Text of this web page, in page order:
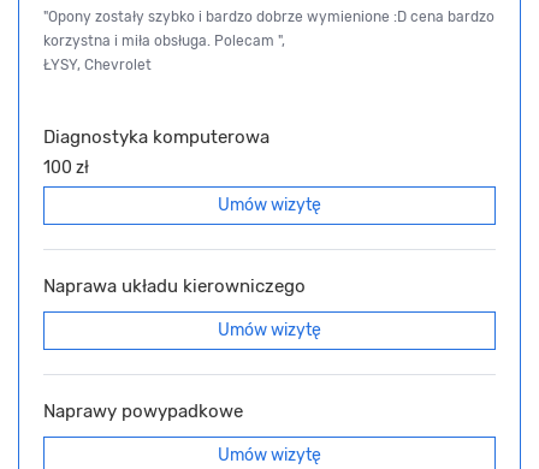
"Opony zostały szybko i bardzo dobrze wymienione :D cena bardzo
korzystna i miła obsługa. Polecam ",
ŁYSY, Chevrolet
Diagnostyka komputerowa
100 zł
Umów wizytę
Naprawa układu kierowniczego
Umów wizytę
Naprawy powypadkowe
Umów wizytę